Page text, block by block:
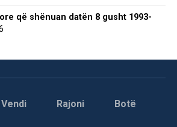
që shënuan datën 8 gusht 1993-
Vendi Rajoni Botë